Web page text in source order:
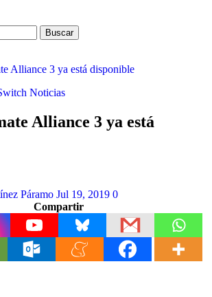
Buscar
Alliance 3 ya está disponible
Noticias
Alliance 3 ya está
Páramo Jul 19, 2019 0
Compartir